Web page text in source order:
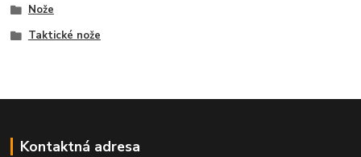
Nože
Taktické nože
Kontaktná adresa